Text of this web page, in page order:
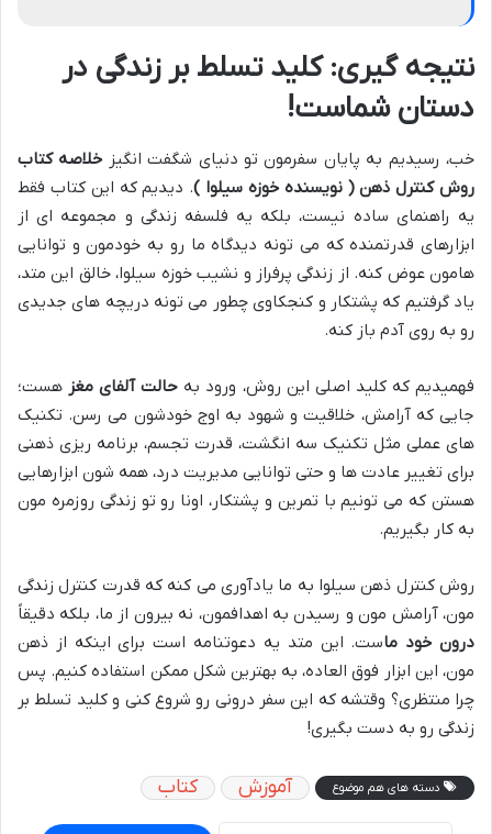
نتیجه گیری: کلید تسلط بر زندگی در
دستان شماست!
خب، رسیدیم به پایان سفرمون تو دنیای شگفت انگیز خلاصه کتاب
روش کنترل ذهن ( نویسنده خوزه سیلوا ). دیدیم که این کتاب فقط
یه راهنمای ساده نیست، بلکه یه فلسفه زندگی و مجموعه ای از
ابزارهای قدرتمنده که می تونه دیدگاه ما رو به خودمون و توانایی
هامون عوض کنه. از زندگی پرفراز و نشیب خوزه سیلوا، خالق این متد،
یاد گرفتیم که پشتکار و کنجکاوی چطور می تونه دریچه های جدیدی
رو به روی آدم باز کنه.
فهمیدیم که کلید اصلی این روش، ورود به حالت آلفای مغز هست؛
جایی که آرامش، خلاقیت و شهود به اوج خودشون می رسن. تکنیک
های عملی مثل تکنیک سه انگشت، قدرت تجسم، برنامه ریزی ذهنی
برای تغییر عادت ها و حتی توانایی مدیریت درد، همه شون ابزارهایی
هستن که می تونیم با تمرین و پشتکار، اونا رو تو زندگی روزمره مون
به کار بگیریم.
روش کنترل ذهن سیلوا به ما یادآوری می کنه که قدرت کنترل زندگی
مون، آرامش مون و رسیدن به اهدافمون، نه بیرون از ما، بلکه دقیقاً
درون خود ماست. این متد یه دعوتنامه است برای اینکه از ذهن
مون، این ابزار فوق العاده، به بهترین شکل ممکن استفاده کنیم. پس
چرا منتظری؟ وقتشه که این سفر درونی رو شروع کنی و کلید تسلط بر
زندگی رو به دست بگیری!
دسته های هم موضوع آموزش کتاب